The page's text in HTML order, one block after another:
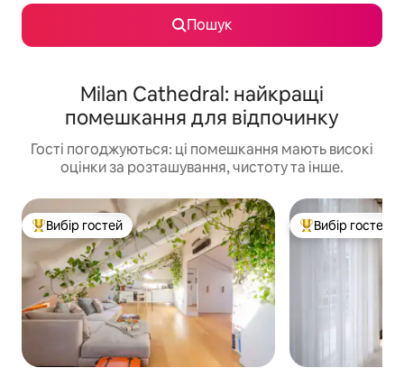
Пошук
Milan Cathedral: найкращі
помешкання для відпочинку
Гості погоджуються: ці помешкання мають високі
оцінки за розташування, чистоту та інше.
Топ вибір гостей
Вибір гостей Топ вибір гостей
Вибір гостей